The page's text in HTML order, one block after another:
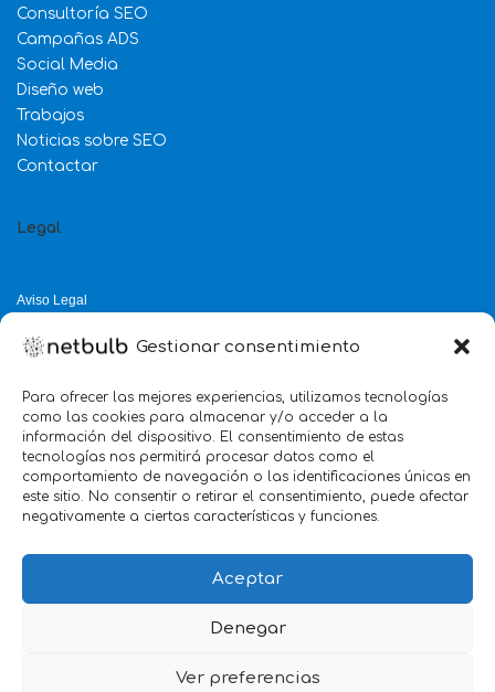
Gestionar consentimiento
Para ofrecer las mejores experiencias, utilizamos tecnologías
como las cookies para almacenar y/o acceder a la
información del dispositivo. El consentimiento de estas
tecnologías nos permitirá procesar datos como el
comportamiento de navegación o las identificaciones únicas en
este sitio. No consentir o retirar el consentimiento, puede afectar
negativamente a ciertas características y funciones.
Aceptar
Denegar
Ver preferencias
Consultoría SEO
Campañas ADS
Social Media
Diseño web
Trabajos
Noticias sobre SEO
Contactar
Legal
Aviso Legal
Política de Cookies
5.0
Servicio mejor valorado 2025
verificado por: Trustindex
we Marketing